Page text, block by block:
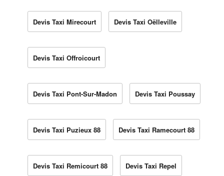
Devis Taxi Mirecourt Devis Taxi Oëlleville
Devis Taxi Offroicourt
Devis Taxi Pont-Sur-Madon Devis Taxi Poussay
Devis Taxi Puzieux 88 Devis Taxi Ramecourt 88
Devis Taxi Remicourt 88 Devis Taxi Repel